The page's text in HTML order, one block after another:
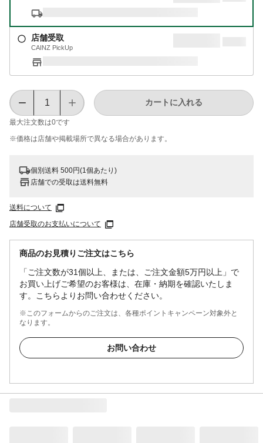
店舗受取
CAINZ PickUp
最大注文数は0です
カートに入れる
※価格は​店舗や​掲載場所で​異なる​場合が​あります。
個別送料 500円(1個あたり)
店舗での受取は送料無料
送料について
店舗受取のお支払いについて
商品のお見積りご注文はこちら
「ご注文数が31個以上、または、ご注文金額5万円以上」で
お買い上げご希望のお客様は、在庫・納期を確認いたしま
す。こちらよりお問い合わせください。
※このフォームからのご注文は、各種ポイントキャンペーン対象外と
なります。
お問い合わせ